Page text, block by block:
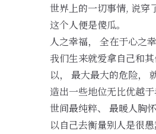
世界上的一切事情, 说穿
这个人便是傻瓜。
人之幸福， 全在于心之幸
我们生来就爱拿自己和
以， 最大最大的危险，
造出一些地位无比优越
世间最纯粹、 最暖人胸
以自己去衡量别人是很愚